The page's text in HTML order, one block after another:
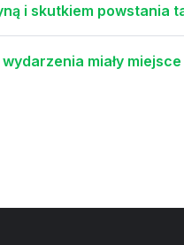
i skutkiem powstania
miały